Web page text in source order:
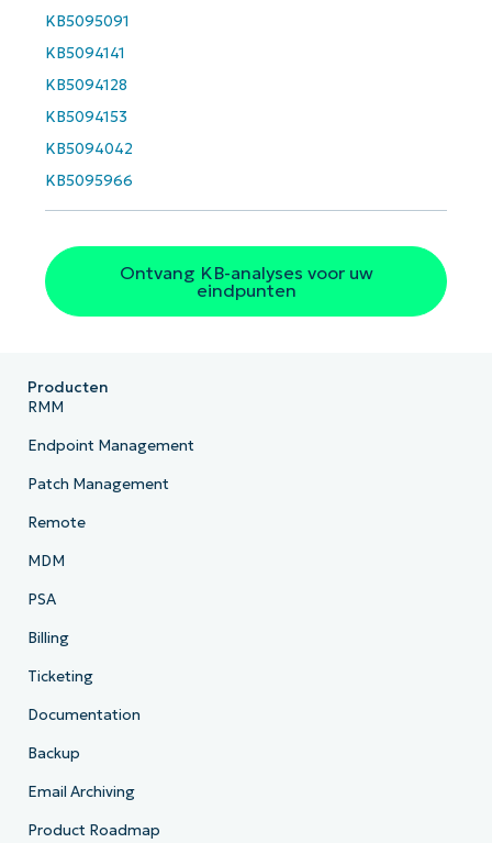
KB5095091
KB5094141
KB5094128
KB5094153
KB5094042
KB5095966
Ontvang KB-analyses voor uw
eindpunten
number*
Land
Company
name*
Producten
RMM
Endpoint Management
Patch Management
Remote
MDM
PSA
Billing
Ticketing
Documentation
Backup
Email Archiving
Product Roadmap